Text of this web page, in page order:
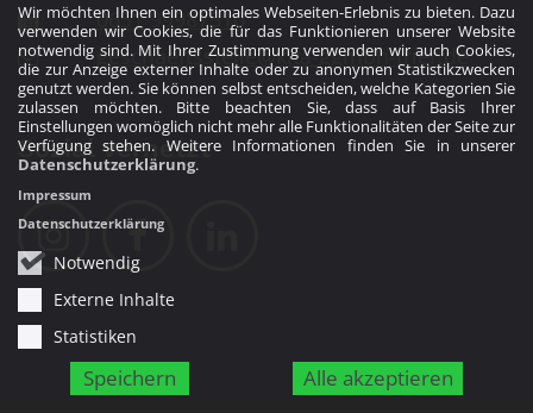
Wir möchten Ihnen ein optimales Webseiten-Erlebnis zu bieten. Dazu
verwenden wir Cookies, die für das Funktionieren unserer Website
notwendig sind. Mit Ihrer Zustimmung verwenden wir auch Cookies,
die zur Anzeige externer Inhalte oder zu anonymen Statistikzwecken
genutzt werden. Sie können selbst entscheiden, welche Kategorien Sie
zulassen möchten. Bitte beachten Sie, dass auf Basis Ihrer
Einstellungen womöglich nicht mehr alle Funktionalitäten der Seite zur
Verfügung stehen. Weitere Informationen finden Sie in unserer
Datenschutzerklärung.
Notwendig
Externe Inhalte
Statistiken
Speichern Alle akzeptieren
Impressum
Datenschutzerklärung
0651 99987510
geschaeftsstelle@kita-ggmbh-trier.de
Sozial vernetzt